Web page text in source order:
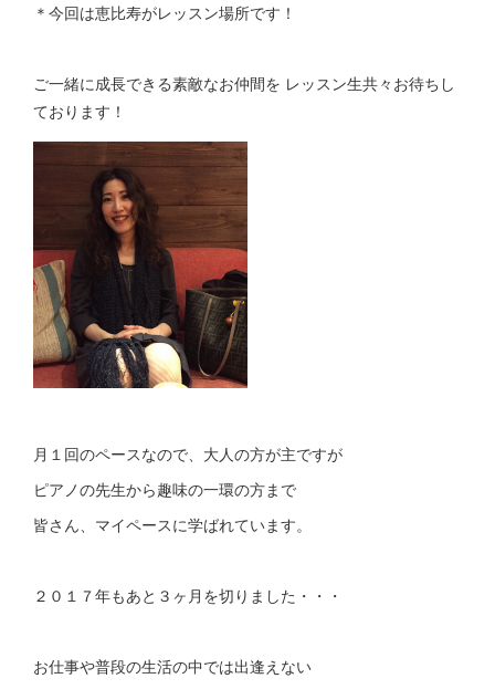
＊今回は恵比寿がレッスン場所です！
ご一緒に成長できる素敵なお仲間を レッスン生共々お待ちし
ております！
月１回のペースなので、大人の方が主ですが
ピアノの先生から趣味の一環の方まで
皆さん、マイペースに学ばれています。
２０１７年もあと３ヶ月を切りました・・・
お仕事や普段の生活の中では出逢えない